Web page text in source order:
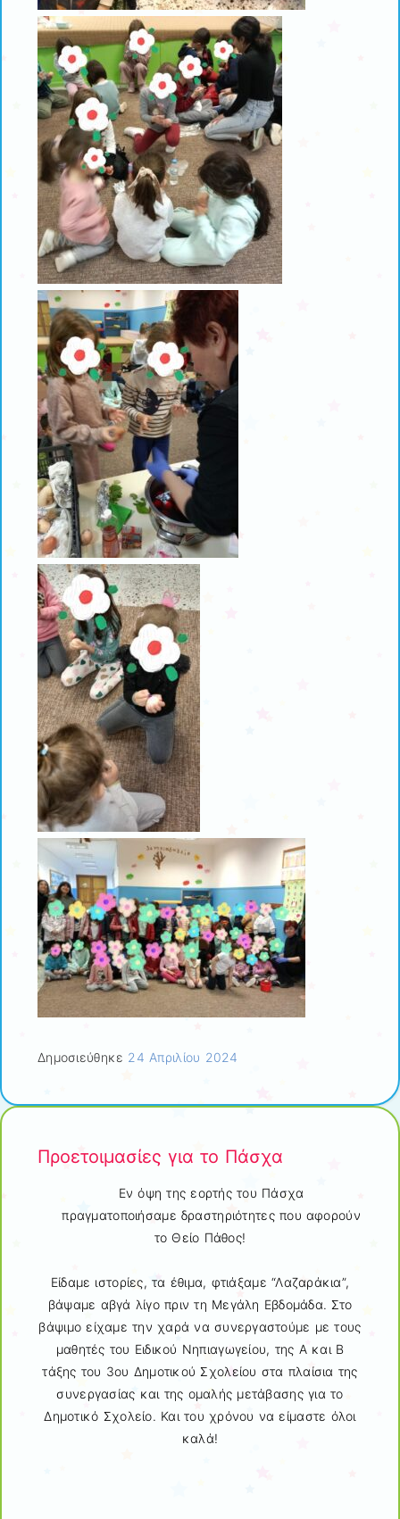
Δημοσιεύθηκε 24 Απριλίου 2024
Προετοιμασίες για το Πάσχα
Εν όψη της εορτής του Πάσχα
πραγματοποιήσαμε δραστηριότητες που αφορούν
το Θείο Πάθος!
Είδαμε ιστορίες, τα έθιμα, φτιάξαμε “Λαζαράκια”,
βάψαμε αβγά λίγο πριν τη Μεγάλη Εβδομάδα. Στο
βάψιμο είχαμε την χαρά να συνεργαστούμε με τους
μαθητές του Ειδικού Νηπιαγωγείου, της Α και Β
τάξης του 3ου Δημοτικού Σχολείου στα πλαίσια της
συνεργασίας και της ομαλής μετάβασης για το
Δημοτικό Σχολείο. Και του χρόνου να είμαστε όλοι
καλά!